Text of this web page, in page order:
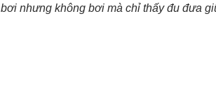
bơi nhưng không bơi mà chỉ thấy đu đưa